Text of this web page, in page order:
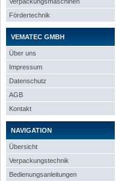
Fördertechnik
VEMATEC GMBH
Über uns
Impressum
Datenschutz
AGB
Kontakt
NAVIGATION
Übersicht
Verpackungstechnik
Bedienungsanleitungen